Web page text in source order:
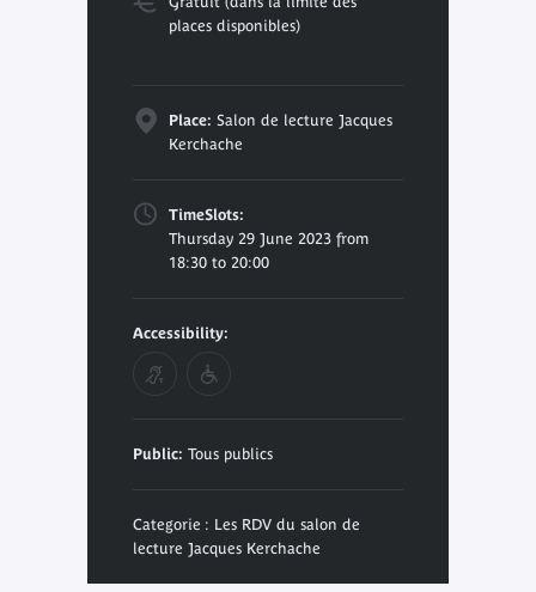
places disponibles)
Place: Salon de lecture Jacques
Kerchache
TimeSlots:
Thursday 29 June 2023 from
18:30 to 20:00
Accessibility:
Public: Tous publics
Categorie : Les RDV du salon de
lecture Jacques Kerchache